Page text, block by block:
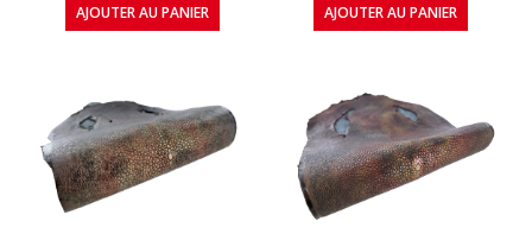
AJOUTER AU PANIER AJOUTER AU PANIER